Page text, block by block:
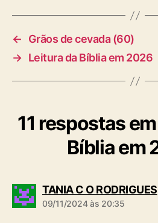
←
Grãos de cevada (60)
→ Leitura da Bíblia em 2026
11 respostas
Bíblia em
TANIA C O RODRIGUESd
09/11/2024 às 20:35